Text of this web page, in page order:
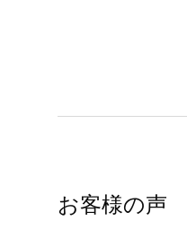
お客様の声